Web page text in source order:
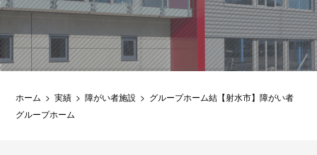
ホーム >実績 >障がい者施設 > グループホーム結【射水市】障がい者
グループホーム